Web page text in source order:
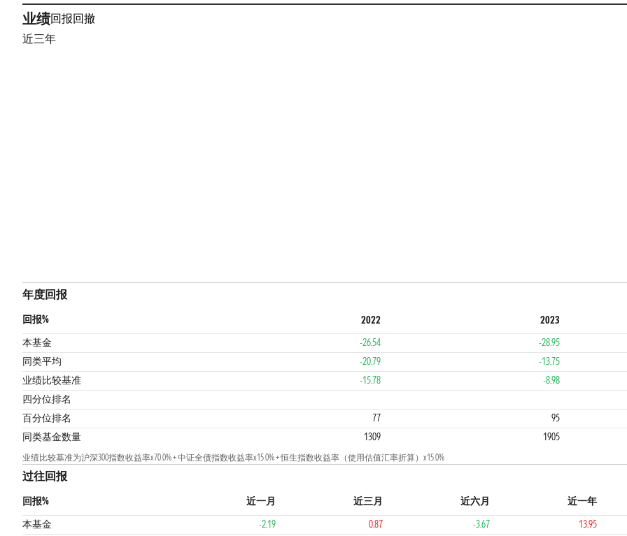
业绩回报回撤
近三年
年度回报
回报% 2022 2023
本基金
-26.54 -28.95
同类平均
-20.79 -13.75
业绩比较基准
-15.78 -8.98
四分位排名
4 4 4
百分位排名 77 95
同类基金数量
1309 1905
业绩比较基准为沪深300指数收益率x70.0% + 中证全债指数收益率x15.0% + 恒生指数收益率（使用估值汇率折算）x15.0%
过往回报
回报% 近一月 近三月 近六月 近一年
本基金
-2.19 0.87 -3.67 13.95